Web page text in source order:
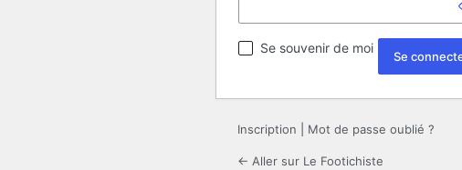
Se souvenir de moi
Inscription Mot de passe oublié ?
← Aller sur Le Footichiste